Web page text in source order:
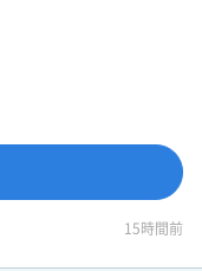
15時間前